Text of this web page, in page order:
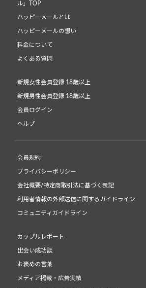
ル」TOP
ハッピーメールとは
ハッピーメールの想い
料金について
よくある質問
新規女性会員登録 18歳以上
新規男性会員登録 18歳以上
会員ログイン
ヘルプ
会員規約
プライバシーポリシー
会社概要/特定商取引法に基づく表記
利用者情報の外部送信に関するガイドライン
コミュニティガイドライン
カップルレポート
出会い成功談
お褒めの言葉
メディア掲載・広告実績